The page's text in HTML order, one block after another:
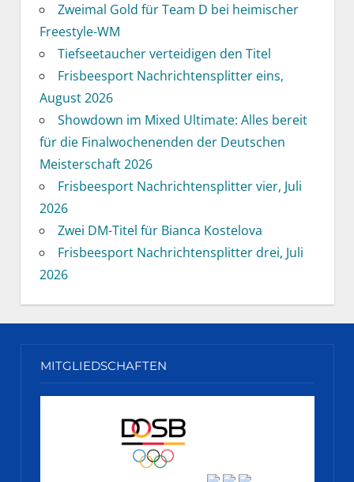
Zweimal Gold für Team D bei heimischer
Freestyle-WM
Tiefseetaucher verteidigen den Titel
Frisbeesport Nachrichtensplitter eins,
August 2026
Showdown im Mixed Ultimate: Alles bereit
für die Finalwochenenden der Deutschen
Meisterschaft 2026
Frisbeesport Nachrichtensplitter vier, Juli
2026
Zwei DM-Titel für Bianca Kostelova
Frisbeesport Nachrichtensplitter drei, Juli
2026
MITGLIEDSCHAFTEN